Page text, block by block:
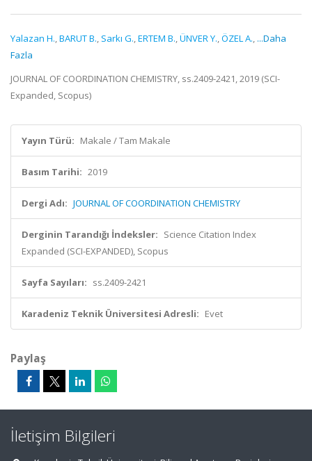
Yalazan H.,BARUT B., Sarkı G.,ERTEM B.,ÜNVER Y.,ÖZEL A., ...Daha
Fazla
JOURNAL OF COORDINATION CHEMISTRY, ss.2409-2421, 2019 (SCI-
Expanded, Scopus)
Yayın Türü: Makale / Tam Makale
Basım Tarihi: 2019
Dergi Adı: JOURNAL OF COORDINATION CHEMISTRY
Derginin Tarandığı İndeksler: Science Citation Index
Expanded (SCI-EXPANDED), Scopus
Sayfa Sayıları: ss.2409-2421
Karadeniz Teknik Üniversitesi Adresli: Evet
Paylaş
İletişim Bilgileri